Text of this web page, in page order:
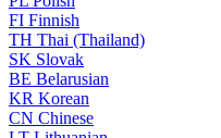
FI Finnish
TH Thai (Thailand)
SK Slovak
BE Belarusian
KR Korean
CN Chinese